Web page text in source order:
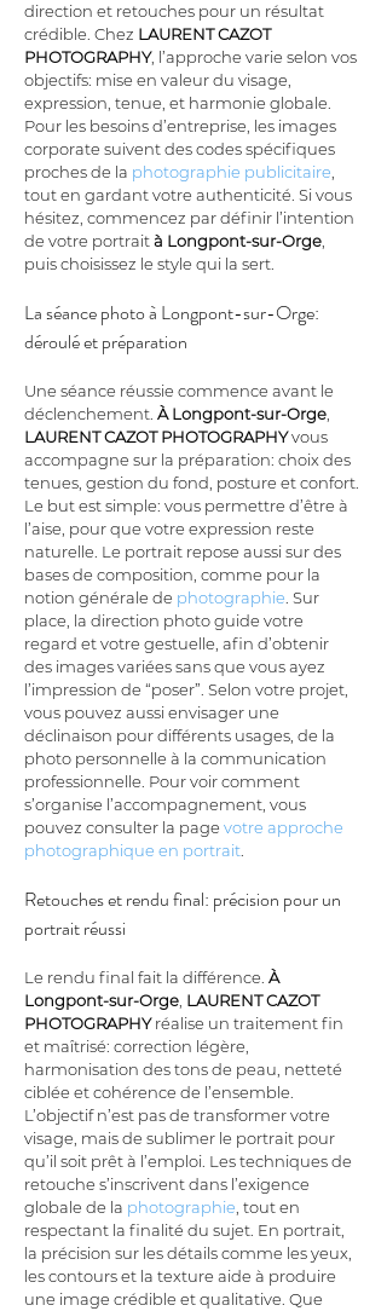
direction et retouches pour un résultat
crédible. Chez LAURENT CAZOT
PHOTOGRAPHY, l’approche varie selon vos
objectifs: mise en valeur du visage,
expression, tenue, et harmonie globale.
Pour les besoins d’entreprise, les images
corporate suivent des codes spécifiques
proches de la photographie publicitaire
tout en gardant votre authenticité. Si vous
hésitez, commencez par définir l’intention
de votre portrait à Longpont-sur-Orge
puis choisissez le style qui la sert.
La séance photo à Longpont-sur-Orge:
déroulé et préparation
Une séance réussie commence avant le
déclenchement. À Longpont-sur-Orge
LAURENT CAZOT PHOTOGRAPHY vous
accompagne sur la préparation: choix des
tenues, gestion du fond, posture et confort.
Le but est simple: vous permettre d’être à
l’aise, pour que votre expression reste
naturelle. Le portrait repose aussi sur des
bases de composition, comme pour la
notion générale de photographie . Sur
place, la direction photo guide votre
regard et votre gestuelle, afin d’obtenir
des images variées sans que vous ayez
l’impression de “poser”. Selon votre projet,
vous pouvez aussi envisager une
déclinaison pour différents usages, de la
photo personnelle à la communication
professionnelle. Pour voir comment
s’organise l’accompagnement, vous
pouvez consulter la page votre approche
photographique en portrait
Retouches et rendu final: précision pour un
portrait réussi
Le rendu final fait la différence. À
Longpont-sur-Orge LAURENT CAZOT
PHOTOGRAPHY réalise un traitement fin
et maîtrisé: correction légère,
harmonisation des tons de peau, netteté
ciblée et cohérence de l’ensemble.
L’objectif n’est pas de transformer votre
visage, mais de sublimer le portrait pour
qu’il soit prêt à l’emploi. Les techniques de
retouche s’inscrivent dans l’exigence
globale de la photographie , tout en
respectant la finalité du sujet. En portrait,
la précision sur les détails comme les yeux,
les contours et la texture aide à produire
une image crédible et qualitative. Que